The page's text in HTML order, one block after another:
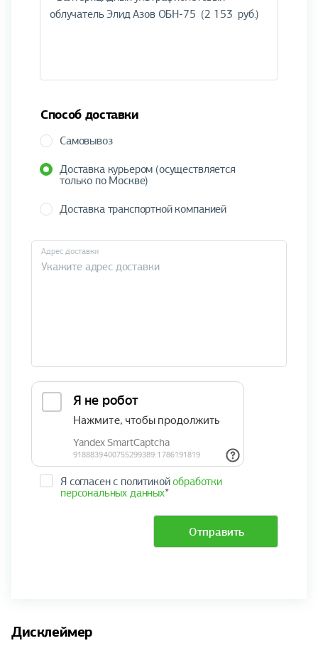
Способ доставки
Самовывоз
Доставка курьером (осуществляется
только по Москве)
Доставка транспортной компанией
Адрес доставки
Я согласен с политикойобработки
персональных данных*
Отправить
Дисклеймер